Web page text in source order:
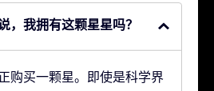
，我拥有这颗星星吗？
购买一颗星。即使是科学界